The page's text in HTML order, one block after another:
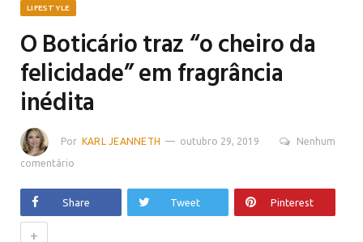
LIFESTYLE
O Boticário traz “o cheiro da
felicidade” em fragrância
inédita
Por KARL JEANNETH outubro 29, 2019 Nenhum
comentário
Share Tweet Pinterest
+